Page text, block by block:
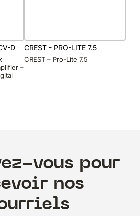
D
–
CREST - PRO-LITE 7.5
CREST – Pro-Lite 7.5
vous pour
nos